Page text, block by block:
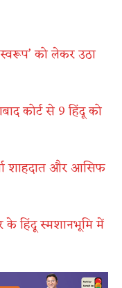
को लेकर उठा
कोर्ट से 9 हिंदू को
शाहदात और आसिफ
के हिंदू स्मशानभूमि में